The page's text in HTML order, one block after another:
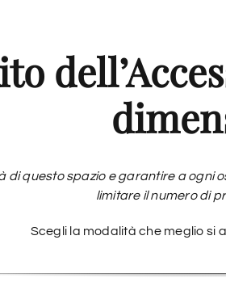
di questo spazio e garantire a ogni
limitare il numero di
Scegli la modalità che meglio si